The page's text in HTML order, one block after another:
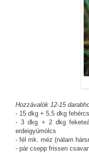
Hozzávalók 12-15
- 15 dkg + 5,5 dkg
- 3 dkg + 2 dkg
erdeigyümölcs
- fél mk. méz (nálam
- pár csepp frissen